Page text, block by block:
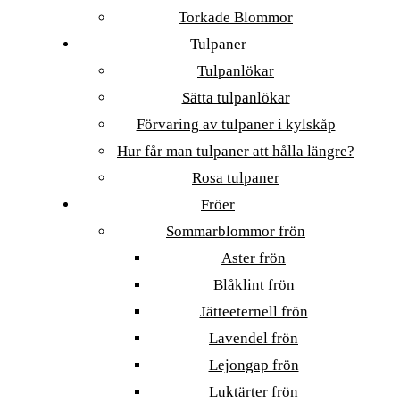
Torkade Blommor
Tulpaner
Tulpanlökar
Sätta tulpanlökar
Förvaring av tulpaner i kylskåp
Hur får man tulpaner att hålla längre?
Rosa tulpaner
Fröer
Sommarblommor frön
Aster frön
Blåklint frön
Jätteeternell frön
Lavendel frön
Lejongap frön
Luktärter frön